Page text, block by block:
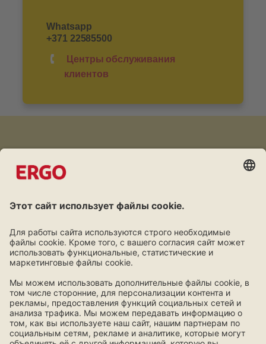
Whatsapp
+371 22585500
Центры обслуживания
клиентов
Дружба окупается
Узнать больше!